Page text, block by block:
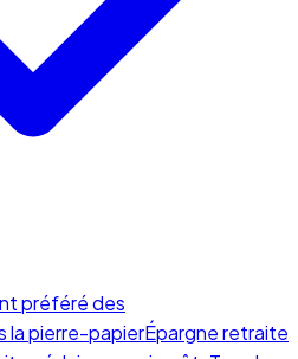
préféré des
la pierre-papierÉpargne retraite